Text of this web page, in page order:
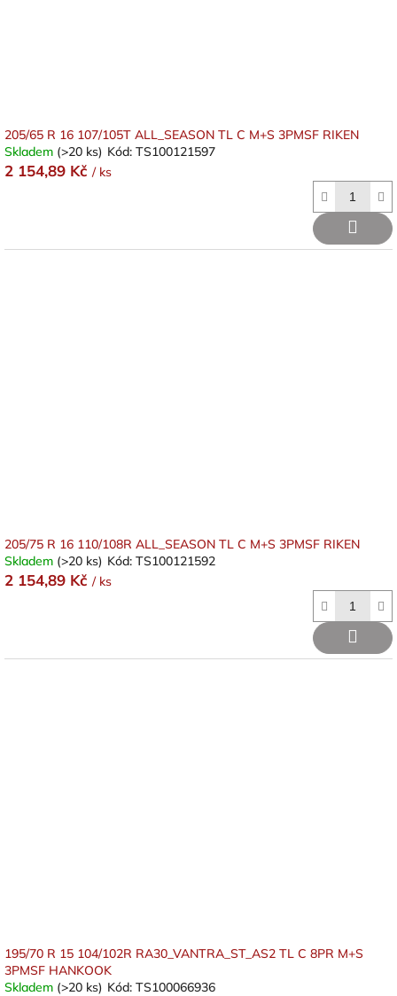
205/65 R 16 107/105T ALL_SEASON TL C M+S 3PMSF RIKEN
Skladem (>20 ks) Kód: TS100121597
2 154,89 Kč / ks
205/75 R 16 110/108R ALL_SEASON TL C M+S 3PMSF RIKEN
Skladem (>20 ks) Kód: TS100121592
2 154,89 Kč / ks
195/70 R 15 104/102R RA30_VANTRA_ST_AS2 TL C 8PR M+S
3PMSF HANKOOK
Skladem (>20 ks) Kód: TS100066936